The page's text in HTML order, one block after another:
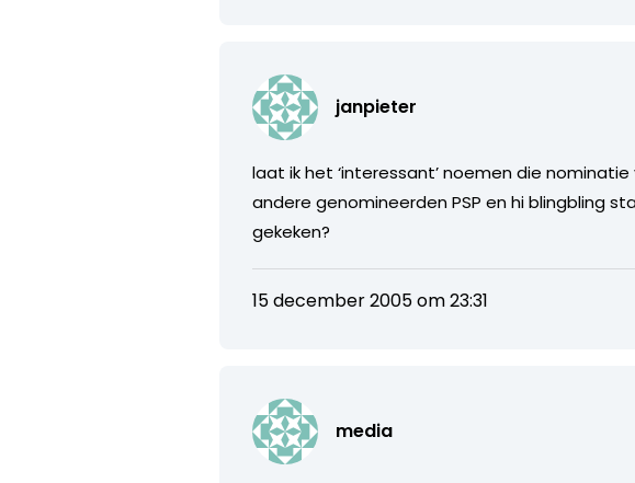
janpieter
laat ik het ‘interessant’ noemen die
andere genomineerden PSP en hi blingbling
gekeken?
15 december 2005 om 23:31
media